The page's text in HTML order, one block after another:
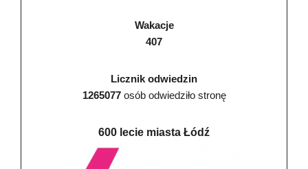
Wakacje
407
Licznik odwiedzin
1265077osób odwiedziło stronę
600 lecie miasta Łódź